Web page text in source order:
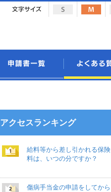
アクセスランキング
給料等から差し引かれる保険
料は、いつの分ですか？
傷病手当金の申請をしてから